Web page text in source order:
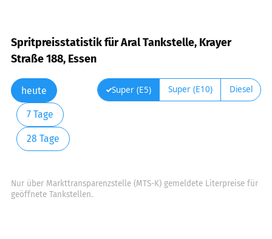
Spritpreisstatistik für Aral Tankstelle, Krayer
Straße 188, Essen
heute
7 Tage
28 Tage
Super (E5) Super (E10) Diesel
Nur über Markttransparenzstelle (MTS-K) gemeldete Literpreise für
geöffnete Tankstellen.